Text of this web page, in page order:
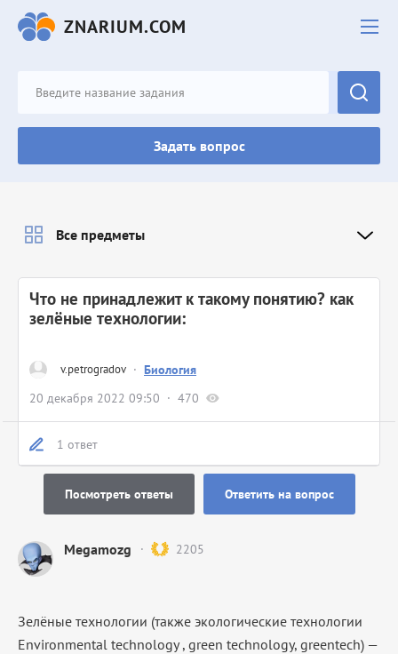
ZNARIUM.COM
Задать вопрос
v.petrogradov · Биология
20 декабря 2022 09:50
470
Что не принадлежит к такому понятию? как
зелёные технологии:
1 ответ
Посмотреть ответы Ответить на вопрос
Megamozg 2205
Зелёные технологии (также экологические технологии
Environmental technology , green technology, greentech) —
Все предметы